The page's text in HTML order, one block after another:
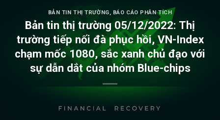
BẢN TIN THỊ TRƯỜNG, BÁO CÁO PHÂN TÍCH
Bản tin thị trường 05/12/2022: Thị
trường tiếp nối đà phục hồi, VN-Index
chạm mốc 1080, sắc xanh chủ đạo với
sự dẫn dắt của nhóm Blue-chips